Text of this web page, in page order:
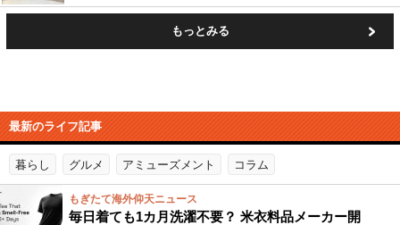
もっとみる
最新のライフ記事
暮らし グルメ アミューズメント コラム
もぎたて海外仰天ニュース
毎日着ても1カ月洗濯不要？ 米衣料品メーカー開